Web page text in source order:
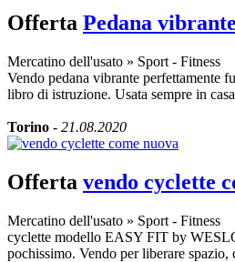
Offerta Pedana
Mercatino dell'usato » Sport - Fitness
Vendo pedana vibrante perfettamente
libro di istruzione. Usata sempre in
Torino - 21.08.2020
Offerta vendo cyclette
Mercatino dell'usato » Sport - Fitness
cyclette modello EASY FIT by
pochissimo. Vendo per liberare spazio,